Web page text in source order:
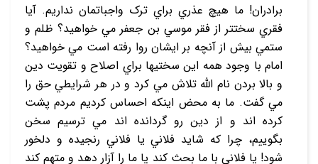
برادران! ما هيچ عذري براي ترک واجباتمان نداريم. آيا
فقري سخت‏تر از فقر موسي بن جعفر مي‏ خواهيد؟ ظلم و
ستمي بيش از آنچه بر ايشان روا رفته است مي ‏خواهيد؟
امام با وجود همه اين سختي‏ها براي اصلاح و تقويت دين
و بالا بردن نام الله تلاش مي ‏کرد و در هر شرايطي حق را
مي‏ گفت. ما به محض اينکه احساس کردیم مردم پشت
کرده ‏اند و از دين رو گردانده ‏اند مي ‏ترسيم سخن
بگوييم، چرا که شايد فلاني يا فلاني رنجيده و دلخور
شود! يا فلاني با ما بحث کند يا ما را آزار دهد و متهم کند